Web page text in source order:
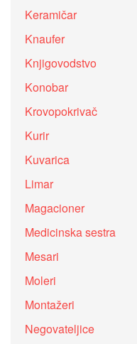
Keramičar
Knaufer
Knjigovodstvo
Konobar
Krovopokrivač
Kurir
Kuvarica
Limar
Magacioner
Medicinska sestra
Mesari
Moleri
Montažeri
Negovateljice